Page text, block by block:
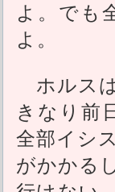
よ。でも
よ。
ホルス
きなり前
全部イシ
がかかる